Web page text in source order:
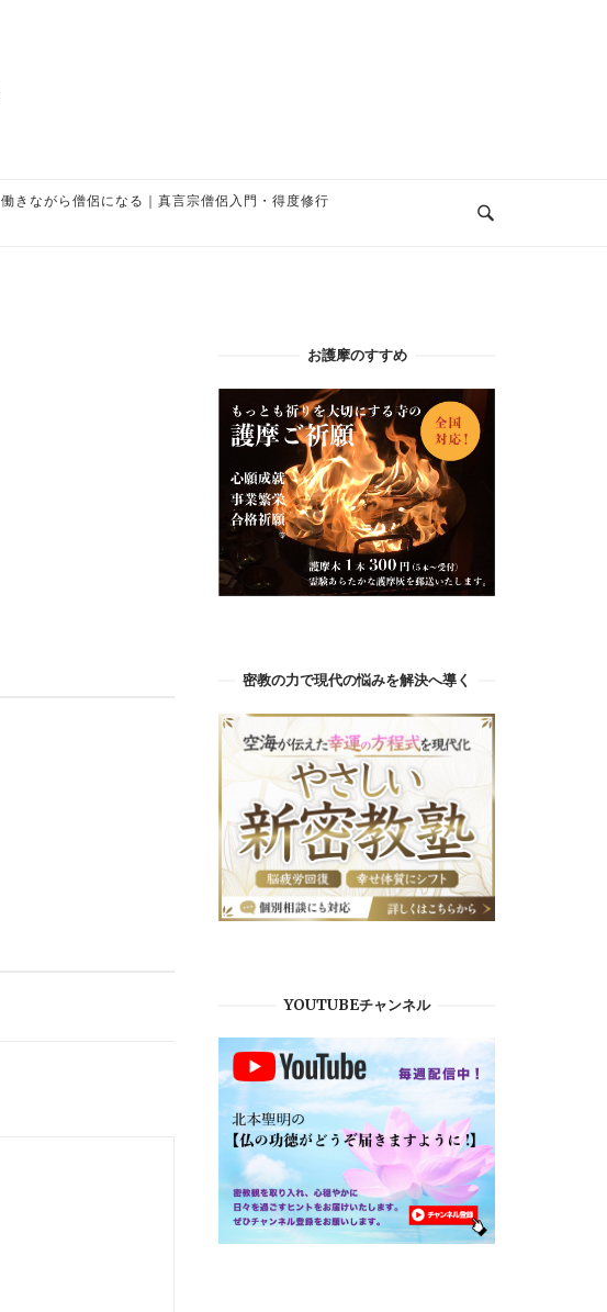
働きながら僧侶になる｜真言宗僧侶入門・得度修行
お護摩のすすめ
密教の力で現代の悩みを解決へ導く
YOUTUBEチャンネル